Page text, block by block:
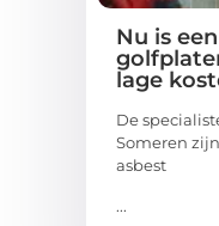
Nu is
lage
De
Someren
asbest
...